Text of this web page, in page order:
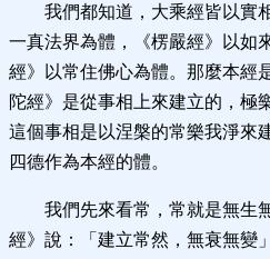
我們都知道，大乘經皆以實
一真法界為體，《楞嚴經》以如
經》以常住佛心為體。那麼本經
陀經》是從事相上來建立的，極
這個事相是以涅槃的常樂我淨來
四德作為本經的體。
我們先來看常，常就是無生
經》說：「建立常然，無衰無變